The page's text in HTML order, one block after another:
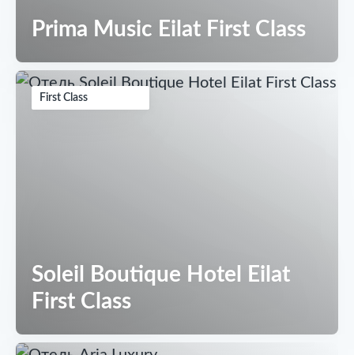
Prima Music Eilat First Class
First Class
Soleil Boutique Hotel Eilat
First Class